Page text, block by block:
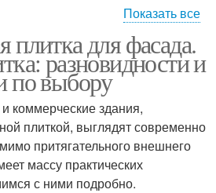
Плитка для фасадов
Плитка под кирпич
Показать все
плитка для фасада.
разновидности и
по выбору
коммерческие здания,
плиткой, выглядят современно
притягательного внешнего
массу практических
с ними подробно.